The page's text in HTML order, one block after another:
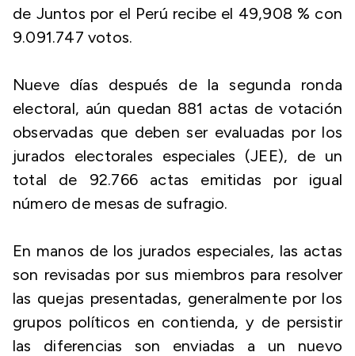
de Juntos por el Perú recibe el 49,908 % con
9.091.747 votos.
Nueve días después de la segunda ronda
electoral, aún quedan 881 actas de votación
observadas que deben ser evaluadas por los
jurados electorales especiales (JEE), de un
total de 92.766 actas emitidas por igual
número de mesas de sufragio.
En manos de los jurados especiales, las actas
son revisadas por sus miembros para resolver
las quejas presentadas, generalmente por los
grupos políticos en contienda, y de persistir
las diferencias son enviadas a un nuevo